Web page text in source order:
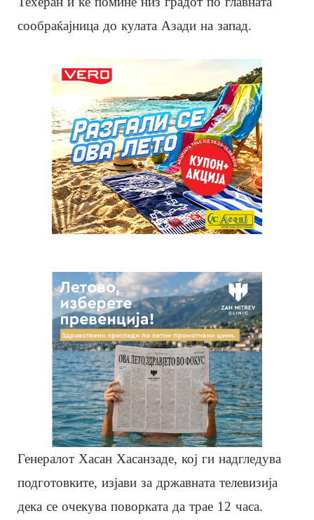
сообраќајница до кулата Азади на запад.
Генералот Хасан Хасанзаде, кој ги надгледува
подготовките, изјави за државната телевизија
дека се очекува поворката да трае 12 часа.